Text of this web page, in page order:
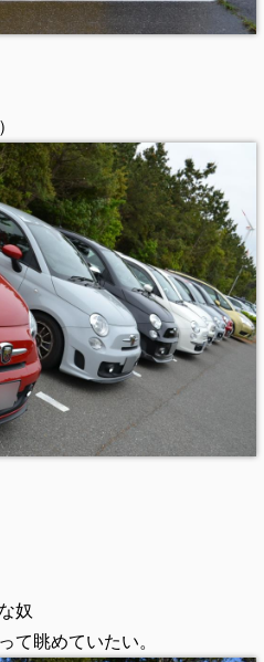
奴
て眺めていたい。